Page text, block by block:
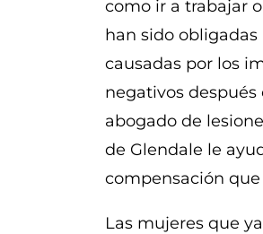
como ir a trabajar
han sido obligadas
causadas por los
negativos
abogado de
de Glendale le
compensación
Las mujeres que